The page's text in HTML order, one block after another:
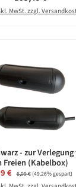
MwSt. zzgl.
- zur
Freien (Kabelbox)
€ Regulärer Preis:
6,09 €(49.26% gespart)